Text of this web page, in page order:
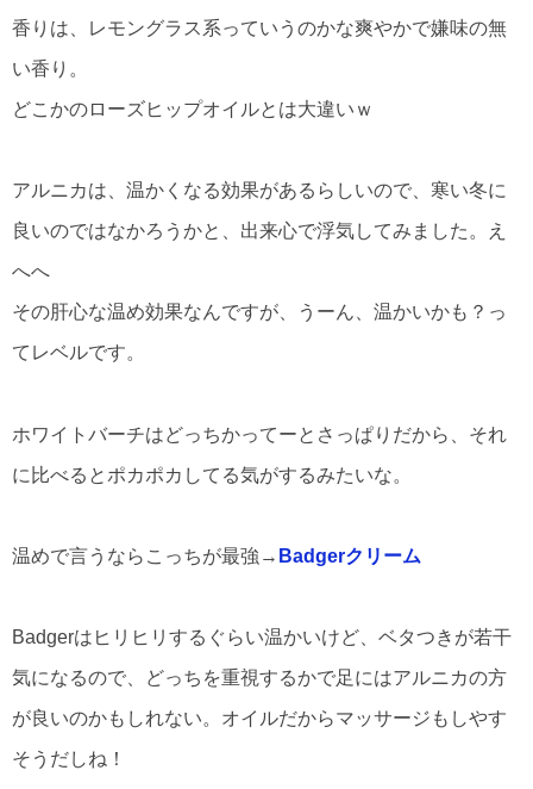
香りは、レモングラス系っていうのかな爽やかで嫌味の無
い香り。
どこかのローズヒップオイルとは大違いｗ
アルニカは、温かくなる効果があるらしいので、寒い冬に
良いのではなかろうかと、出来心で浮気してみました。え
へへ
その肝心な温め効果なんですが、うーん、温かいかも？っ
てレベルです。
ホワイトバーチはどっちかってーとさっぱりだから、それ
に比べるとポカポカしてる気がするみたいな。
温めで言うならこっちが最強→ Badgerクリーム
Badgerはヒリヒリするぐらい温かいけど、ベタつきが若干
気になるので、どっちを重視するかで足にはアルニカの方
が良いのかもしれない。オイルだからマッサージもしやす
そうだしね！